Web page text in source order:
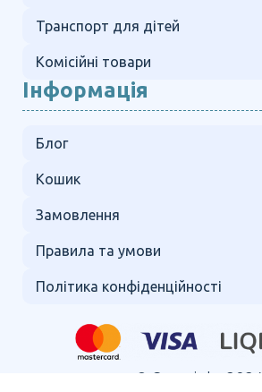
Транспорт для дітей
Комісійні товари
Інформація
Блог
Кошик
Замовлення
Правила та умови
Політика конфіденційності
© Copyright 2024.